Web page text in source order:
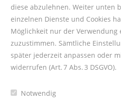
diese abzulehnen. Weiter unten
einzelnen Dienste und Cookies
Möglichkeit nur der Verwendung
zuzustimmen. Sämtliche
später jederzeit anpassen oder
widerrufen (Art. 7 Abs. 3 DSGVO).
Notwendig